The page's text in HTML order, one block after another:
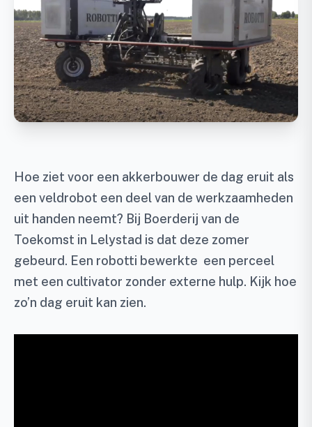
Hoe ziet voor een akkerbouwer de dag eruit als
een veldrobot een deel van de werkzaamheden
uit handen neemt? Bij Boerderij van de
Toekomst in Lelystad is dat deze zomer
gebeurd. Een robotti bewerkte een perceel
met een cultivator zonder externe hulp. Kijk hoe
zo’n dag eruit kan zien.